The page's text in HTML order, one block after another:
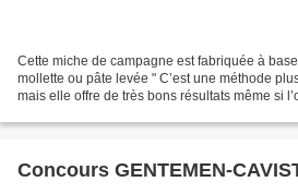
Cette miche de campagne est fabriquée à
mollette ou pâte levée " C’est une méthode
mais elle offre de très bons résultats même si
Concours GENTEMEN-